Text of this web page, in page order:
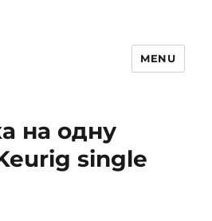
MENU
на одну
single